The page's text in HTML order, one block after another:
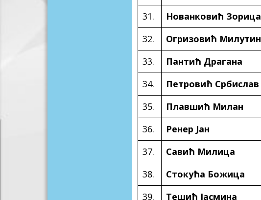
31.
Нованковић Зорица
32.
Огризовић Милутин
33.
Пантић Драгана
34.
Петровић Србислав
35.
Плавшић Милан
36.
Ренер Јан
37.
Савић Милица
38.
Стокућа Божица
39.
Тешић Јасмина